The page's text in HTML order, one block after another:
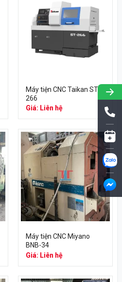
Máy tiện CNC Taikan ST-
266
Giá: Liên hệ
Máy tiện CNC Miyano
BNB-34
Giá: Liên hệ